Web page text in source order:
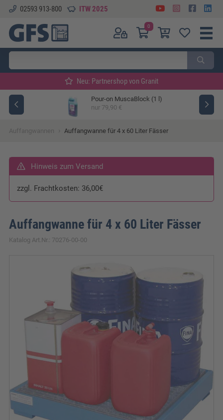
02593 913-800 ITW 2025
0
Neu: Partnershop von Granit
Pour-on MuscaBlock (1 l)
nur 79,90 €
Auffangwannen Auffangwanne für 4 x 60 Liter Fässer
Hinweis zum Versand
zzgl. Frachtkosten: 36,00€
Auffangwanne für 4 x 60 Liter Fässer
Katalog Art.Nr.: 70276-00-00